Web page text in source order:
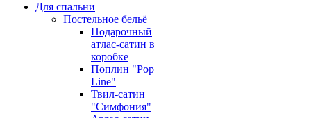
Для спальни
Постельное бельё
Подарочный
атлас-сатин в
коробке
Поплин "Pop
Line"
Твил-сатин
"Симфония"